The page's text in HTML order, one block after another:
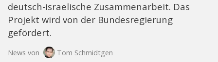
deutsch-israelische Zusammenarbeit. Das
Projekt wird von der Bundesregierung
gefördert.
News von
Tom Schmidtgen